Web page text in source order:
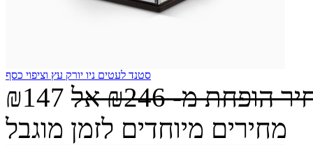
סטנד לעטים ניו יורק עץ וציפוי כסף
₪147 הופחת מ-₪246 אל
מחירים מיוחדים לזמן מוגבל